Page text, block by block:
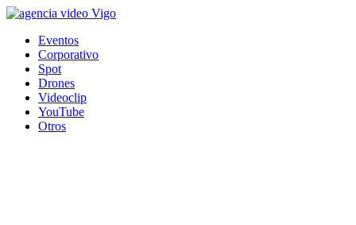
Eventos
Corporativo
Spot
Drones
Videoclip
YouTube
Otros